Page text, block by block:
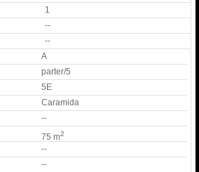
1
--
--
A
parter/5
5E
Caramida
--
75 m2
--
--